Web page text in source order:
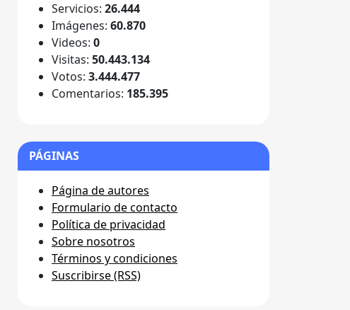
Servicios: 26.444
Imágenes: 60.870
Videos: 0
Visitas: 50.443.134
Votos: 3.444.477
Comentarios: 185.395
PÁGINAS
Página de autores
Formulario de contacto
Política de privacidad
Sobre nosotros
Términos y condiciones
Suscribirse (RSS)